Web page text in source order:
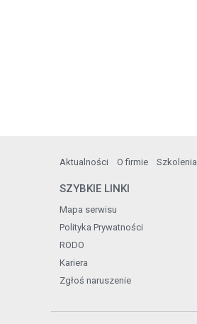
Aktualności O firmie Szkolenia
SZYBKIE LINKI
Mapa serwisu
Polityka Prywatności
RODO
Kariera
Zgłoś naruszenie